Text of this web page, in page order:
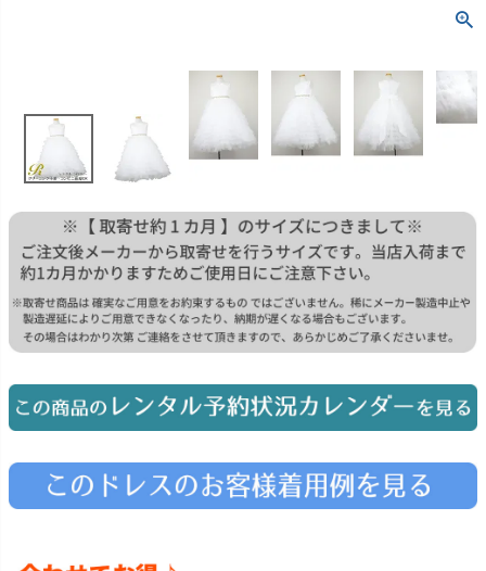
Photography
写真スタジオ APS
Angel's Photo Studio
予約 Web または お電話
特典 ヘアメイク・着付け
スタジオを予約 →